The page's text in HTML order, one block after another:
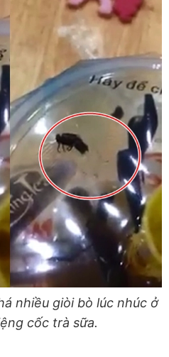
nhiều giòi bò lúc nhúc ở
cốc trà sữa.